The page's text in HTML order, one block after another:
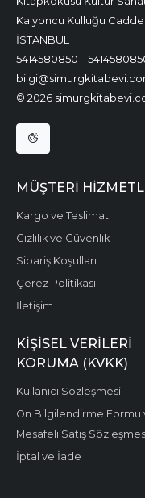
Kalyoncu Kulluğu
İSTANBUL
5414580850
© 2026
MÜŞTERI
Kargo ve Teslimat
Gizlilik ve Güvenlik
Sipariş Koşulları
Çerez Politikası
İletişim
KIŞISEL VERILERI
KORUMA (KVKK)
Kullanıcı Sözleşmesi
Ön Bilgilendirme Formu
Mesafeli Satış
İptal ve İade